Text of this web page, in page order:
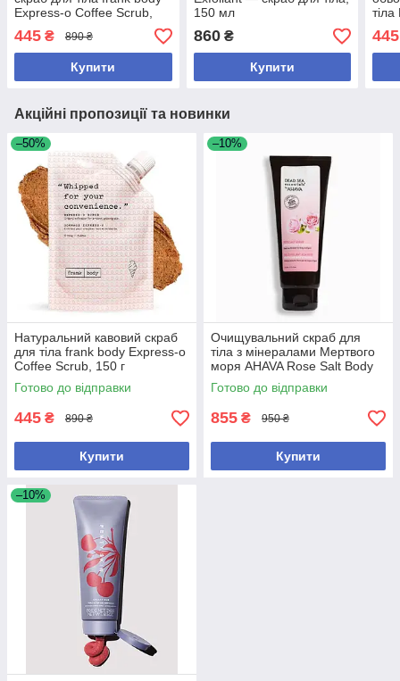
Express-o Coffee Scrub,
150 г
445 ₴ 890 ₴
Купити
150 мл
860₴
Купити
мл
Акційні пропозиції та новинки
–50%
Натуральний кавовий скраб
для тіла frank body Express-o
Coffee Scrub, 150 г
Готово до відправки
445 ₴ 890 ₴
Купити
–10%
Очищувальний скраб для
тіла з мінералами Мертвого
моря AHAVA Rose Salt Body
Scrub
Готово до відправки
855 ₴ 950 ₴
Купити
–10%